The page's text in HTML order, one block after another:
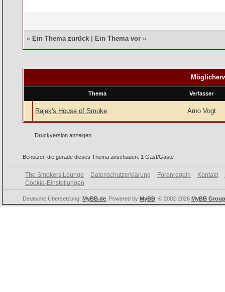
« Ein Thema zurück Ein Thema vor »
Thema Verfasser
Rajek's House of Smoke Arno Vogt
Druckversion anzeigen
Benutzer, die gerade dieses Thema anschauen: 1 Gast/Gäste
The Smokers Lounge Datenschutzerklärung Forenregeln Kontakt
Cookie-Einstellungen
Deutsche Übersetzung: MyBB.de , Powered by MyBB , © 2002-2026 MyBB Group